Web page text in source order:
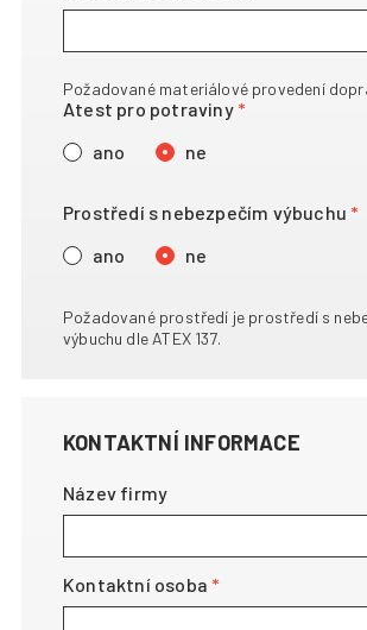
Požadované materiálové provedení
Atest pro potraviny
ano
ne
Prostředí s nebezpečím výbuchu
ano
ne
Požadované prostředí je prostředí s
výbuchu dle ATEX 137.
KONTAKTNÍ INFORMACE
Název firmy
Kontaktní osoba